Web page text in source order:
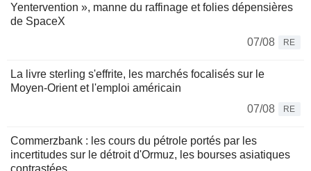
Yentervention », manne du raffinage et folies dépensières
de SpaceX
07/08
RE
La livre sterling s'effrite, les marchés focalisés sur le
Moyen-Orient et l'emploi américain
07/08
RE
Commerzbank : les cours du pétrole portés par les
incertitudes sur le détroit d'Ormuz, les bourses asiatiques
contrastées